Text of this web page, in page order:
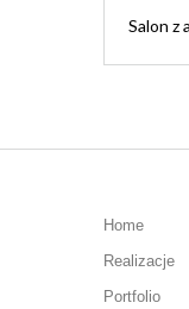
Salon z
Home
Realizacje
Portfolio